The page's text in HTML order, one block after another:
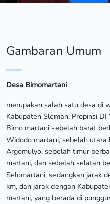
Gambaran Umum
Desa Bimomartani
merupakan salah satu desa di
Kabupaten Sleman, Propinsi
Bimo martani sebelah barat
Widodo martani, sebelah
Argomulyo, sebelah timur
martani, dan sebelah selatan
Selomartani, sedangkan jarak
km, dan jarak dengan
martani, yang berada di